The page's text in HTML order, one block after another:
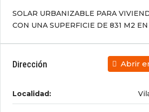
SOLAR URBANIZABLE PARA
CON UNA SUPERFICIE DE 831 M2
Dirección Abrir
Localidad: